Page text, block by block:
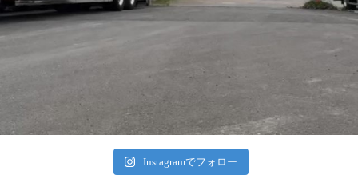
Instagramでフォロー